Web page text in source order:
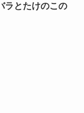
ラとたけのこの